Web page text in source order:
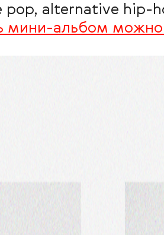
alternative hip-
мини-альбом можно